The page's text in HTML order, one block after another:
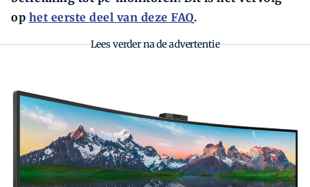
op het eerste deel van deze FAQ.
Lees verder na de advertentie